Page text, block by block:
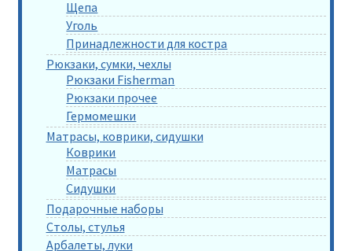
Щепа
Уголь
Принадлежности для костра
Рюкзаки, сумки, чехлы
Рюкзаки Fisherman
Рюкзаки прочее
Гермомешки
Матрасы, коврики, сидушки
Коврики
Матрасы
Сидушки
Подарочные наборы
Столы, стулья
Арбалеты, луки